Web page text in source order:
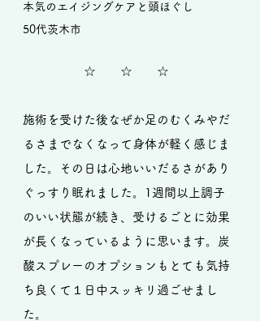
本気のエイジングケアと頭ほぐし
50代茨木市
☆ ☆ ☆
施術を受けた後なぜか足のむくみやだ
るさまでなくなって身体が軽く感じま
した。その日は心地いいだるさがあり
ぐっすり眠れました。1週間以上調子
のいい状態が続き、受けるごとに効果
が長くなっているように思います。炭
酸スプレーのオプションもとても気持
ち良くて１日中スッキリ過ごせまし
た。